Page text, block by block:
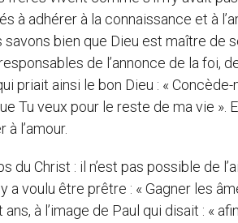
adhérer à la connaissance et à
bien que Dieu est maître de
de l’annonce de la foi,
priait ainsi le bon Dieu : « Concède-
Tu veux pour le reste de ma vie ».
l’amour.
Christ : il n’est pas possible de
a voulu être prêtre : « Gagner les
à l’image de Paul qui disait : «